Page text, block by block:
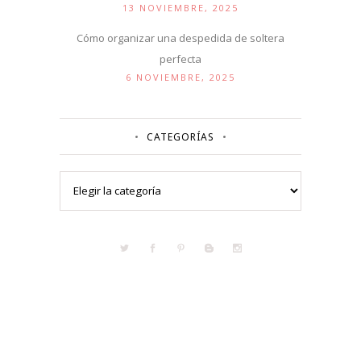
13 NOVIEMBRE, 2025
Cómo organizar una despedida de soltera
perfecta
6 NOVIEMBRE, 2025
CATEGORÍAS